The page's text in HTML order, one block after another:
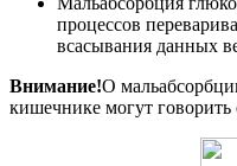
процессов
всасывания данных
Внимание!О
кишечнике могут